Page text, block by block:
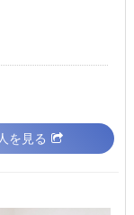
を見る